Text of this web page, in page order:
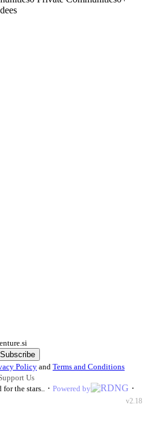
Subscribe
Policy and Terms and Conditions
Us
the stars. · Powered by ·
v2.18